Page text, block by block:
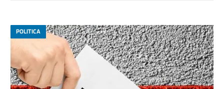
POLITICA